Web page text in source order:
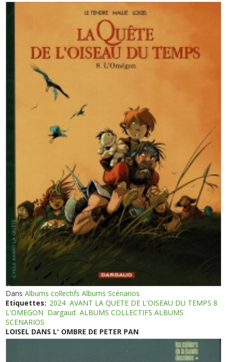
DansAlbums collectifs Albums Scénarios
Etiquettes: 2024 AVANT LA QUETE DE L'OISEAU DU TEMPS 8
L'OMEGON Dargaud ALBUMS COLLECTIFS ALBUMS
SCENARIOS
LOISEL DANS L' OMBRE DE PETER PAN